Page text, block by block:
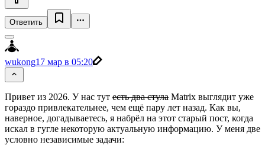
Ответить
wukong17 мар в 05:20
Привет из 2026. У нас тут есть два стула Matrix выглядит уже
гораздо привлекательнее, чем ещё пару лет назад. Как вы,
наверное, догадываетесь, я набрёл на этот старый пост, когда
искал в гугле некоторую актуальную информацию. У меня две
условно независимые задачи: